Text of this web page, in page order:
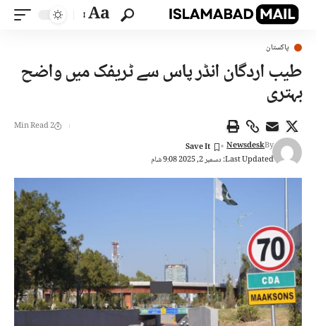
Aa
پاکستان
طیب اردگان انڈر پاس سے ٹریفک میں واضح
بہتری
Last Updated: دسمبر 2, 2025 9:08 شام
By
Newsdesk
2 Min Read